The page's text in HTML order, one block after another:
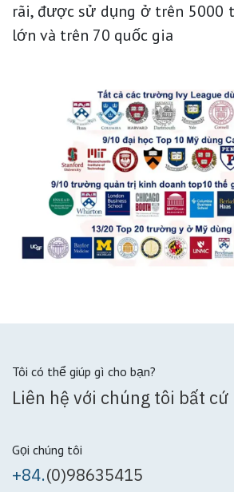
rãi, được sử dụng ở trên 5000
lớn và trên 70 quốc gia
Tôi có thể giúp gì cho bạn?
Liên hệ với chúng tôi bất cứ
Gọi chúng tôi
+84.(0)98635415